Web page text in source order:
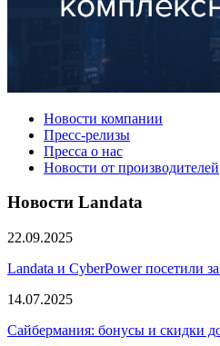
Новости компании
Пресс-релизы
Пресса о нас
Новости от производителей
Новости Landata
22.09.2025
Landata и CyberPower посетили
14.07.2025
Сайбермания: бонусы и скидки